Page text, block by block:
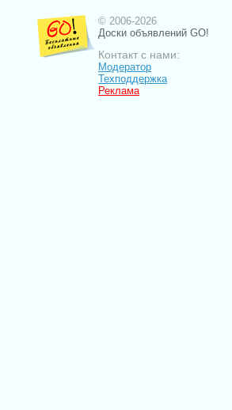
© 2006-2026
Доски объявлений GO!
Контакт с нами:
Модератор
Техподдержка
Реклама